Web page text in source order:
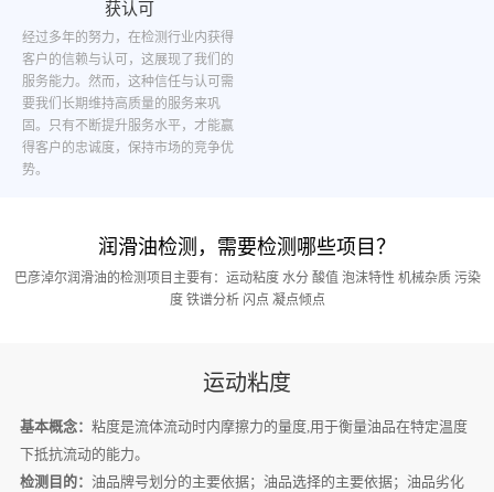
获认可
经过多年的努力，在检测行业内获得
客户的信赖与认可，这展现了我们的
服务能力。然而，这种信任与认可需
要我们长期维持高质量的服务来巩
固。只有不断提升服务水平，才能赢
得客户的忠诚度，保持市场的竞争优
势。
润滑油检测，需要检测哪些项目？
巴彦淖尔润滑油的检测项目主要有：运动粘度 水分 酸值 泡沫特性 机械杂质 污染
度 铁谱分析 闪点 凝点倾点
运动粘度
基本概念： 粘度是流体流动时内摩擦力的量度,用于衡量油品在特定温度
下抵抗流动的能力。
检测目的： 油品牌号划分的主要依据；油品选择的主要依据；油品劣化